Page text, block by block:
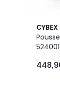
CYBEX
4,6
/ 5